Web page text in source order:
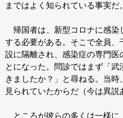
まではよく知られている事実だ。
帰国者は、新型コロナに感染
する必要がある。そこで全員、
設に隔離され、感染症の専門医
とになった。問診ではまず「武
きましたか？」と尋ねる。当時
見られていたからだ（今は異説
ところが彼らの多くは一様に